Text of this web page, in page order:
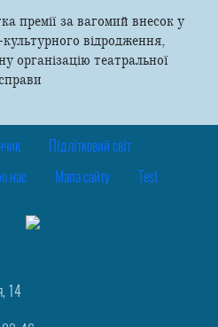
премії за вагомий внесок у
відродження,
організацію театральної
Підлітковий світ
нас Мапа сайту Test
14